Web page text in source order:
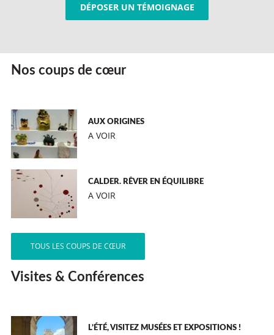
DÉPOSER UN TÉMOIGNAGE
Nos coups de cœur
AUX ORIGINES
A VOIR
CALDER. RÊVER EN ÉQUILIBRE
A VOIR
TOUS LES COUPS DE CŒUR
Visites & Conférences
L’ÉTÉ, VISITEZ MUSÉES ET EXPOSITIONS !